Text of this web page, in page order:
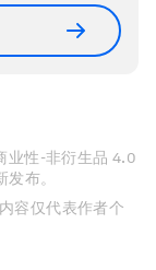
业性-非衍生品 4.0
布。
容仅代表作者个